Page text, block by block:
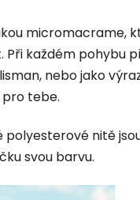
micromacrame,
každém pohybu
nebo jako
pro tebe.
nitě
svou barvu.